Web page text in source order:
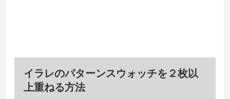
イラレのパターンスウォッチを２枚以
上重ねる方法